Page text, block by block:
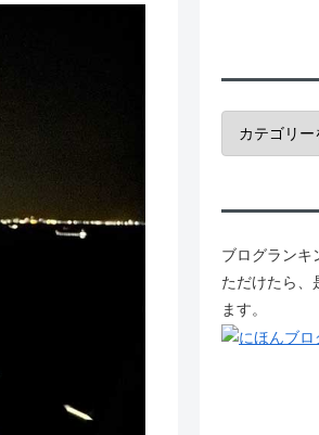
ブログランキ
ただけたら、
ます。